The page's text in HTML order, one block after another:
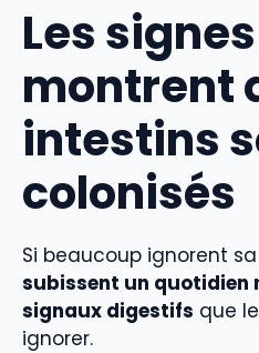
Les
montrent
intestins
colonisés
Si beaucoup ignorent
subissent un quotidien
signaux digestifs que
ignorer.